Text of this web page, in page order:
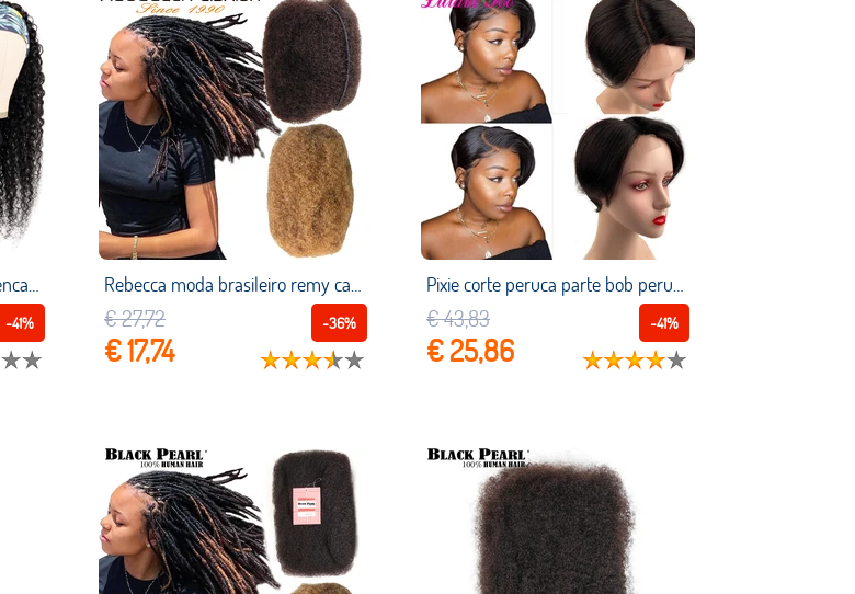
Peruca com cabelo humano encaracolado, para mulheres negras, cachecol brasileiro, densidade 150%, remy, afro encaracolado, brasileiro
-41%
Rebecca moda brasileiro remy cabelo afro kinky encaracolado em massa cabelo humano para trança 50 g/pc cor natural tranças cabelo sem trama
-36%
€ 27,72
€ 17,74
Pixie corte peruca parte bob peruca dianteira do laço brasileiro em linha reta perucas de cabelo humano 130% densidade remy curto cabelo humano perucas yepei
-41%
€ 43,83
€ 25,86